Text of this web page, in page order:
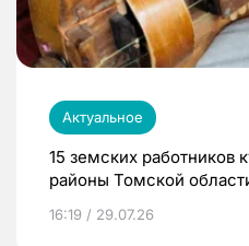
Актуальное
15 земских работников
районы Томской
16:19 / 29.07.26